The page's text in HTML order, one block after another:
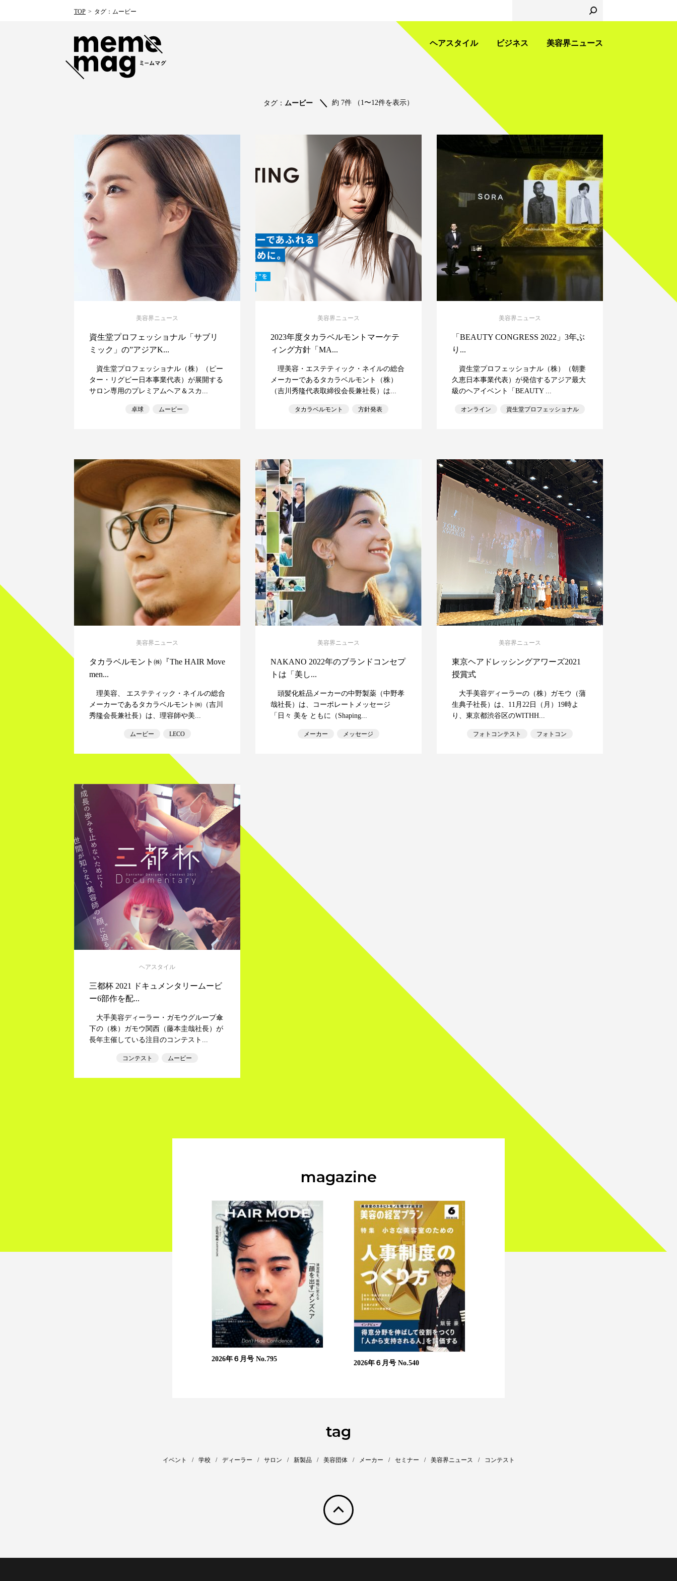
ヘアスタイル ビジネス 美容界ニュース
TOP タグ：ムービー
タグ： ムービー 約 7件 （1〜12件を表示）
美容界ニュース
資生堂プロフェッショナル「サブリ
ミック」の”アジアK...
資生堂プロフェッショナル（株）（ピー
ター・リグビー日本事業代表）が展開する
サロン専用のプレミアムヘア＆スカ...
卓球 ムービー
美容界ニュース
2023年度タカラベルモントマーケテ
ィング方針「MA...
理美容・エステティック・ネイルの総合
メーカーであるタカラベルモント（株）
（吉川秀隆代表取締役会長兼社長）は...
タカラベルモント 方針発表
美容界ニュース
「BEAUTY CONGRESS 2022」3年ぶ
り...
資生堂プロフェッショナル（株）（朝妻
久恵日本事業代表）が発信するアジア最大
級のヘアイベント「BEAUTY ...
オンライン 資生堂プロフェッショナル
美容界ニュース
タカラベルモント㈱『The HAIR Move
men...
理美容、 エステティック・ネイルの総合
メーカーであるタカラベルモント㈱（吉川
秀隆会長兼社長）は、理容師や美...
ムービー LECO
美容界ニュース
NAKANO 2022年のブランドコンセプ
トは「美し...
頭髪化粧品メーカーの中野製薬（中野孝
哉社長）は、コーポレートメッセージ
「日々 美を ともに（Shaping...
メーカー メッセージ
美容界ニュース
東京ヘアドレッシングアワーズ2021
授賞式
大手美容ディーラーの（株）ガモウ（蒲
生典子社長）は、11月22日（月）19時よ
り、東京都渋谷区のWITHH...
フォトコンテスト フォトコン
ヘアスタイル
三都杯 2021 ドキュメンタリームービ
ー6部作を配...
大手美容ディーラー・ガモウグループ傘
下の（株）ガモウ関西（藤本圭哉社長）が
長年主催している注目のコンテスト...
コンテスト ムービー
magazine
2026年６月号 No.795
2026年６月号 No.540
tag
イベント 学校 ディーラー サロン 新製品 美容団体 メーカー セミナー 美容界ニュース コンテスト